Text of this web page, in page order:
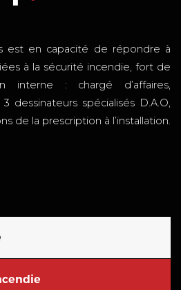
est en capacité de répondre à
à la sécurité incendie, fort de
interne : chargé d’affaires,
dessinateurs spécialisés D.A.O,
de la prescription à l’installation.